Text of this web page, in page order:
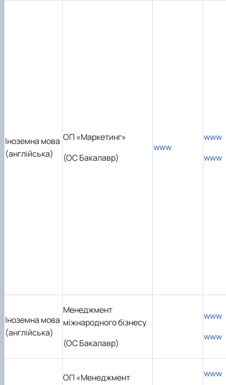
Іноземна мова
(англійська)
ОП «Маркетинг»
(ОС Бакалавр)
www
www
www
Іноземна мова
(англійська)
Менеджмент
міжнародного бізнесу
(ОС Бакалавр)
www
www
ОП «Менеджмент
www